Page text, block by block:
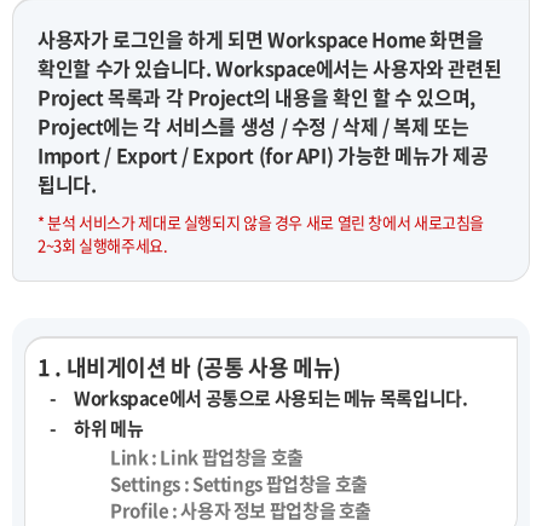
사용자가 로그인을 하게 되면 Workspace Home 화면을
확인할 수가 있습니다. Workspace에서는 사용자와 관련된
Project 목록과 각 Project의 내용을 확인 할 수 있으며,
Project에는 각 서비스를 생성 / 수정 / 삭제 / 복제 또는
Import / Export / Export (for API) 가능한 메뉴가 제공
됩니다.
* 분석 서비스가 제대로 실행되지 않을 경우 새로 열린 창에서 새로고침을
2~3회 실행해주세요.
1 . 내비게이션 바 (공통 사용 메뉴)
Workspace에서 공통으로 사용되는 메뉴 목록입니다.
하위 메뉴
Link : Link 팝업창을 호출
Settings : Settings 팝업창을 호출
Profile : 사용자 정보 팝업창을 호출